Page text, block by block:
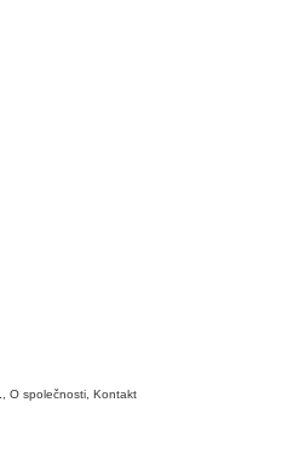
O společnosti Kontakt